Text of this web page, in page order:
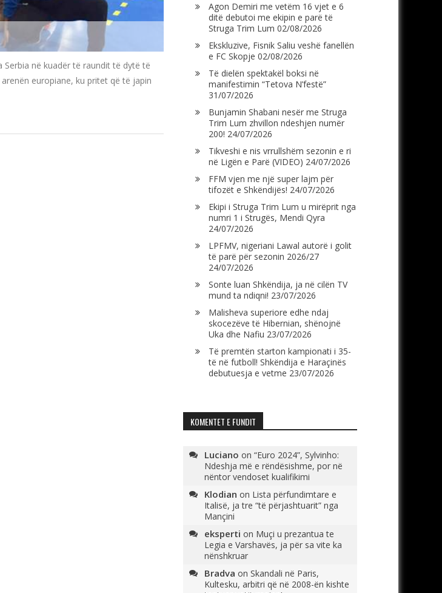
Serbia në kuadër të raundit të dytë të
europiane, ku pritet që të japin
Agon Demiri me vetëm 16 vjet e 6
ditë debutoi me ekipin e parë të
Struga Trim Lum 02/08/2026
Ekskluzive, Fisnik Saliu veshë fanellën
e FC Skopje 02/08/2026
Të dielën spektakël boksi në
manifestimin “Tetova N’festë”
31/07/2026
Bunjamin Shabani nesër me Struga
Trim Lum zhvillon ndeshjen numër
200! 24/07/2026
Tikveshi e nis vrrullshëm sezonin e ri
në Ligën e Parë (VIDEO) 24/07/2026
FFM vjen me një super lajm për
tifozët e Shkëndijës! 24/07/2026
Ekipi i Struga Trim Lum u mirëprit nga
numri 1 i Strugës, Mendi Qyra
24/07/2026
LPFMV, nigeriani Lawal autorë i golit
të parë për sezonin 2026/27
24/07/2026
Sonte luan Shkëndija, ja në cilën TV
mund ta ndiqni! 23/07/2026
Malisheva superiore edhe ndaj
skocezëve të Hibernian, shënojnë
Uka dhe Nafiu 23/07/2026
Të premtën starton kampionati i 35-
të në futboll! Shkëndija e Haraçinës
debutuesja e vetme 23/07/2026
KOMENTET E FUNDIT
Luciano on “Euro 2024”, Sylvinho:
Ndeshja më e rëndësishme, por në
nëntor vendoset kualifikimi
Klodian on Lista përfundimtare e
Italisë, ja tre “të përjashtuarit” nga
Mançini
eksperti on Muçi u prezantua te
Legia e Varshavës, ja për sa vite ka
nënshkruar
Bradva on Skandali në Paris,
Kultesku, arbitri që në 2008-ën kishte